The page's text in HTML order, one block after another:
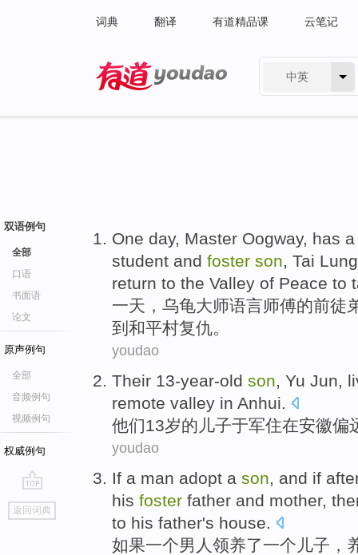
词典 翻译 有道精品课 云笔记
中英
双语例句
全部
口语
书面语
论文
原声例句
全部
音频例句
视频例句
权威例句
go
top
返回词典
One day, Master Oogway, has
student and foster son, Tai
return to the Valley of Peace to
一天 ， 乌龟大师语言师傅的前徒
到和平村复仇。
youdao
Their 13-year-old son, Yu Jun,
remote valley in Anhui.
他们13岁的 儿子于军住在安徽偏
youdao
If a man adopt a son , and if
his foster father and mother,
to his father's house
如果一个男人 领养了一个 儿子 ，